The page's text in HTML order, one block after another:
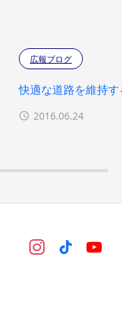
広報ブログ
快適な道路を維持
2016.06.24